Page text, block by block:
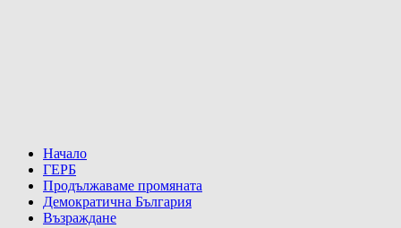
Начало
ГЕРБ
Продължаваме промяната
Демократична България
Възраждане